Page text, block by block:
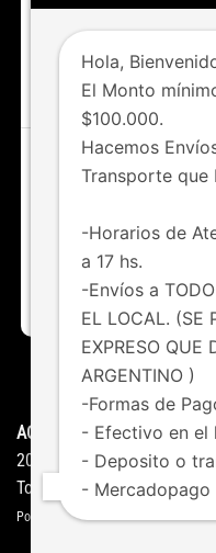
Nuevos
IR AL
¿Tenés
Chateá
ACENTO MODA ©Copyright
2026
Todos los derechos
Powered byStudio Gedos
HOME
Hola,
El Monto
$100.000.
Hacemos
Transporte que
-Horarios de
a 17 hs.
-Envíos a
EL LOCAL. (SE
EXPRESO QUE
ARGENTINO )
-Formas de
- Efectivo en el
- Deposito o
- Mercadopago